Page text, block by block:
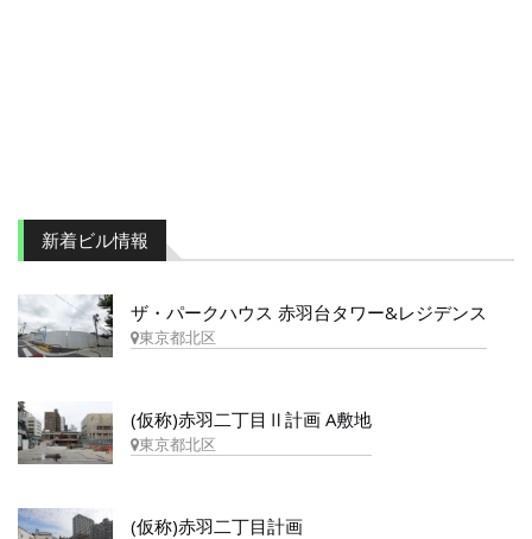
新着ビル情報
ザ・パークハウス 赤羽台タワー&レジデンス
東京都北区
(仮称)赤羽二丁目Ⅱ計画 A敷地
東京都北区
(仮称)赤羽二丁目計画